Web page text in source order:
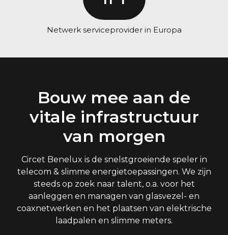
Netwerk serviceprovider in Europa
Bouw mee aan de
vitale infrastructuur
van morgen
Circet Benelux is de snelstgroeiende speler in
telecom & slimme energietoepassingen. We zijn
steeds op zoek naar talent, o.a. voor het
aanleggen en managen van glasvezel- en
coaxnetwerken en het plaatsen van elektrische
laadpalen en slimme meters.